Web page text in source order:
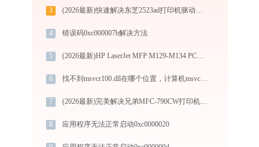
3 (2026最新)快速解决东芝2523ad打印机驱动安装问题，这篇文章告诉你方法
4 错误码0xc000007b解决方法
5 (2026最新)HP LaserJet MFP M129-M134 PCLm-S打印机驱动如何下载安装？这里有你需要的所有信息
6 找不到msvcr100.dll在哪个位置，计算机msvcr100.dll丢失的解决方法，实测有效
7 (2026最新)完美解决兄弟MFC-790CW打印机驱动安装困扰，全面下载安装教程
8 应用程序无法正常启动0xc0000020